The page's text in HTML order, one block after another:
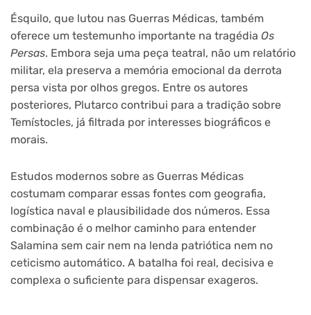
Ésquilo, que lutou nas Guerras Médicas, também
oferece um testemunho importante na tragédia Os
Persas. Embora seja uma peça teatral, não um relatório
militar, ela preserva a memória emocional da derrota
persa vista por olhos gregos. Entre os autores
posteriores, Plutarco contribui para a tradição sobre
Temístocles, já filtrada por interesses biográficos e
morais.
Estudos modernos sobre as Guerras Médicas
costumam comparar essas fontes com geografia,
logística naval e plausibilidade dos números. Essa
combinação é o melhor caminho para entender
Salamina sem cair nem na lenda patriótica nem no
ceticismo automático. A batalha foi real, decisiva e
complexa o suficiente para dispensar exageros.